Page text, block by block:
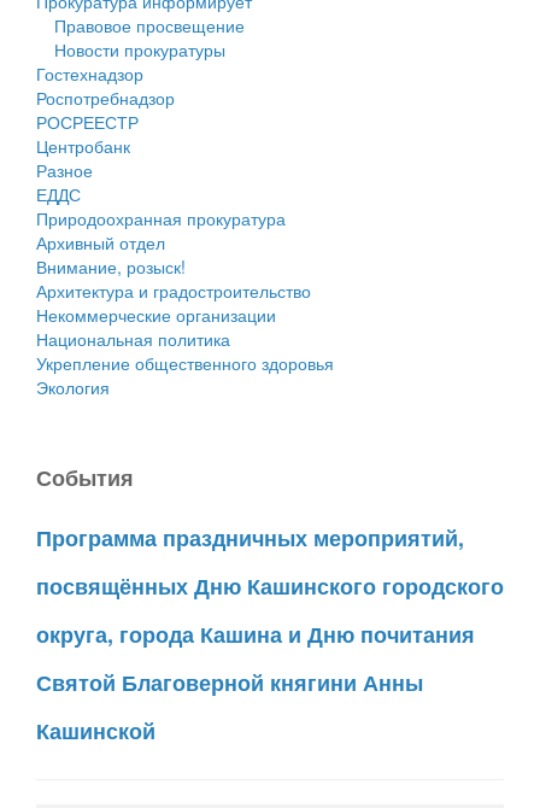
Проекты планировки территории
Собрание депутатов
Городское поселение
Сельские поселения
Правовое просвещение
Новости прокуратуры
Гостехнадзор
Роспотребнадзор
РОСРЕЕСТР
Центробанк
Разное
ЕДДС
Природоохранная прокуратура
Архивный отдел
Внимание, розыск!
Архитектура и градостроительство
Некоммерческие организации
Национальная политика
Укрепление общественного здоровья
Экология
События
Программа праздничных мероприятий,
посвящённых Дню Кашинского городского
округа, города Кашина и Дню почитания
Святой Благоверной княгини Анны
Кашинской